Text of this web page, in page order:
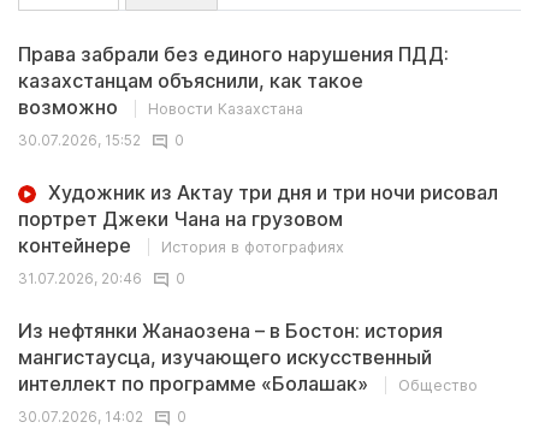
Права забрали без единого нарушения ПДД:
казахстанцам объяснили, как такое
возможно
Новости Казахстана
30.07.2026, 15:52
0
Художник из Актау три дня и три ночи рисовал
портрет Джеки Чана на грузовом
контейнере
История в фотографиях
31.07.2026, 20:46
0
Из нефтянки Жанаозена – в Бостон: история
мангистаусца, изучающего искусственный
интеллект по программе «Болашак»
Общество
30.07.2026, 14:02
0